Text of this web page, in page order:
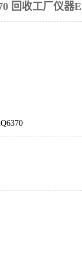
回收工厂仪器